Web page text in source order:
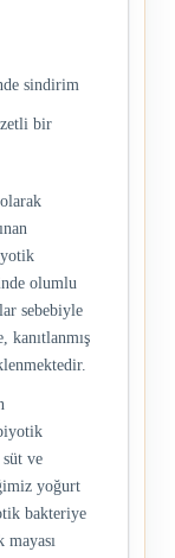
sindirim
bir
olumlu
sebebiyle
kanıtlanmış
ve
yoğurt
bakteriye